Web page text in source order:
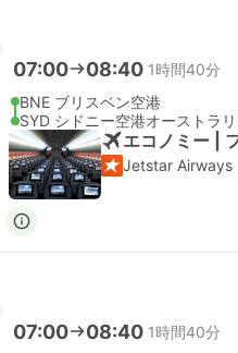
07:00 08:40 1時間40分
BNE ブリスベン空港
SYD シドニー空港オーストラ
エコノミー |
Jetstar Airways
07:00 08:40 1時間40分